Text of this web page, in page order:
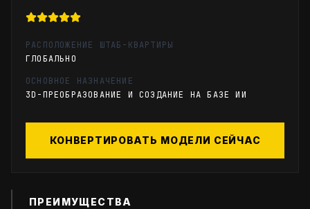
РАСПОЛОЖЕНИЕ ШТАБ-КВАРТИРЫ
ГЛОБАЛЬНО
ОСНОВНОЕ НАЗНАЧЕНИЕ
3D-ПРЕОБРАЗОВАНИЕ И СОЗДАНИЕ НА БАЗЕ ИИ
КОНВЕРТИРОВАТЬ МОДЕЛИ СЕЙЧАС
ПРЕИМУЩЕСТВА